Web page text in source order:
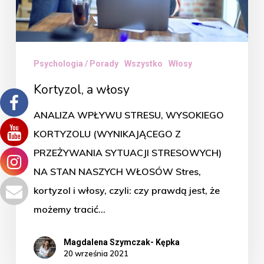
Psychologia / Porady Wszystko Włosy
Kortyzol, a włosy
ANALIZA WPŁYWU STRESU, WYSOKIEGO
KORTYZOLU (WYNIKAJĄCEGO Z
PRZEŻYWANIA SYTUACJI STRESOWYCH)
NA STAN NASZYCH WŁOSÓW Stres,
kortyzol i włosy, czyli: czy prawdą jest, że
możemy tracić…
Magdalena Szymczak- Kępka
20 września 2021